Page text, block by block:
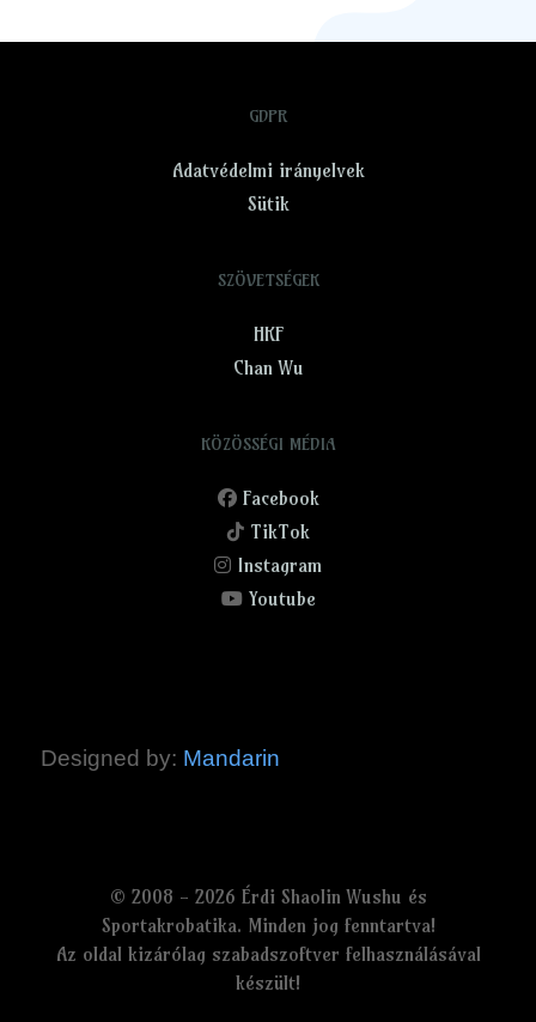
GDPR
Adatvédelmi irányelvek
Sütik
SZÖVETSÉGEK
HKF
Chan Wu
KÖZÖSSÉGI MÉDIA
Facebook
TikTok
Instagram
Youtube
Designed by: Mandarin
© 2008 - 2026 Érdi Shaolin Wushu és
Sportakrobatika. Minden jog fenntartva!
Az oldal kizárólag szabadszoftver felhasználásával
készült!